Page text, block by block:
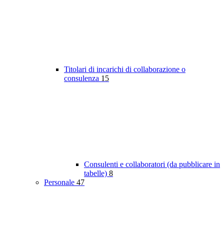
Titolari di incarichi di collaborazione o
consulenza 15
Consulenti e collaboratori (da pubblicare in
tabelle) 8
Personale 47